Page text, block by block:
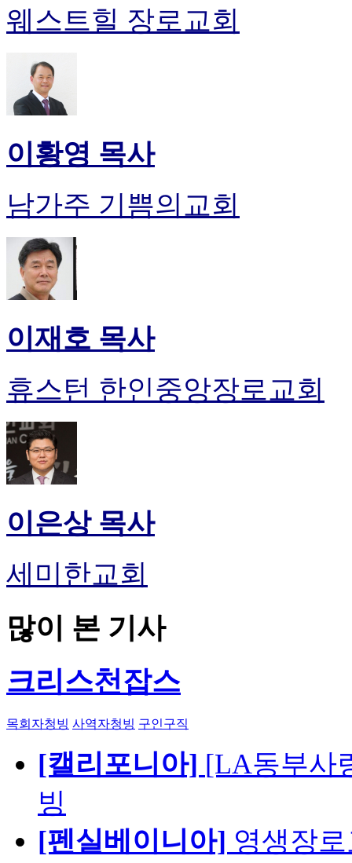
웨스트힐 장로교회
이황영 목사
남가주 기쁨의교회
이재호 목사
휴스턴 한인중앙장로교회
이은상 목사
세미한교회
많이 본 기사
크리스천잡스
목회자청빙 사역자청빙 구인구직
[캘리포니아] [LA동부사
빙
[펜실베이니아] 영생장